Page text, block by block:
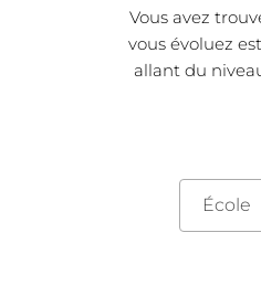
Vous avez
vous évoluez
allant du
École